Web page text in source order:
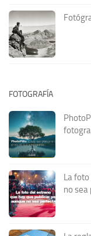
FOTOGRAFÍA
La
no